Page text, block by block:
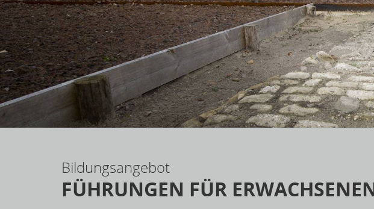
AG FRÜHE LAGER
NETZWERK
EINSATZSTELLE FSJ
PRAKTIKUM
Bildungsangebot
FÜHRUNGEN FÜR